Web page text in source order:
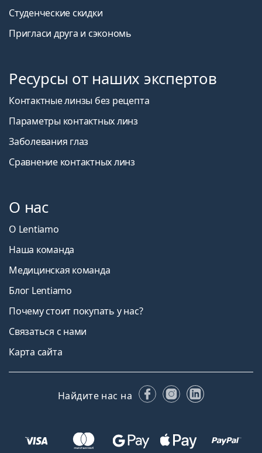
Студенческие скидки
Пригласи друга и сэкономь
Ресурсы от наших экспертов
Контактные линзы без рецепта
Параметры контактных линз
Заболевания глаз
Сравнение контактных линз
О нас
О Lentiamo
Наша команда
Медицинская команда
Блог Lentiamo
Почему стоит покупать у нас?
Связаться с нами
Карта сайта
Найдите нас на FacebookInstagram
LinkedIn